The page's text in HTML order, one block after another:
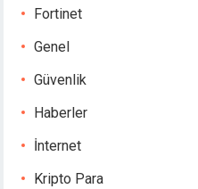
Fortinet
Genel
Güvenlik
Haberler
İnternet
Kripto Para